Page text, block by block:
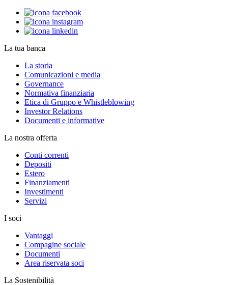
La tua banca
La storia
Comunicazioni e media
Governance
Normativa finanziaria
Etica di Gruppo e Whistleblowing
Investor Relations
Documenti e informative
La nostra offerta
Conti correnti
Depositi
Estero
Finanziamenti
Investimenti
Servizi
I soci
Vantaggi
Compagine sociale
Documenti
Area riservata soci
La Sostenibilità